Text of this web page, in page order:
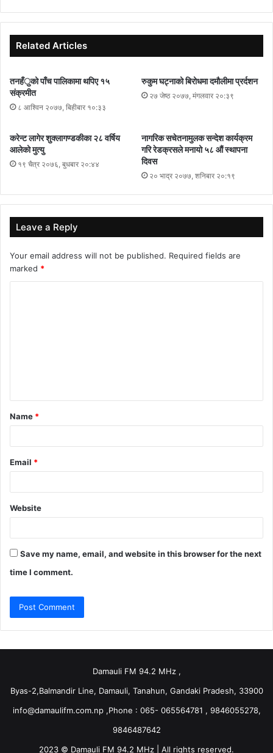
Related Articles
तनहँुको पाँच पालिकामा थपिए १५
संक्रमीत
८ आश्विन २०७७, बिहीबार १०:३३
रुकुम घट्नाको बिरोधमा दमौलीमा प्रर्दशन
२७ जेष्ठ २०७७, मंगलवार २०:३९
करेन्ट लागेर शुक्लागण्डकीका २८ वर्षिय
आलेको मुत्यु
१९ चैत्र २०७६, बुधबार २०:४४
नागरिक सचेतनामुलक सन्देश कार्यक्रम
गरि रेडक्रसले मनायो ५८ औं स्थापना
दिवस
२० भाद्र २०७७, शनिबार २०:१९
Leave a Reply
Your email address will not be published. Required fields are
marked *
t
*
Name *
Email *
Website
Save my name, email, and website in this browser for the next
time I comment.
Damauli FM 94.2 MHz ,
Byas-2,Balmandir Line, Damauli, Tanahun, Gandaki Pradesh, 33900
info@damaulifm.com.np,Phone : 065- 065564781 , 9846055278,
9846487642
2023 © Damauli FM 94.2 MHz | All rights reserved.